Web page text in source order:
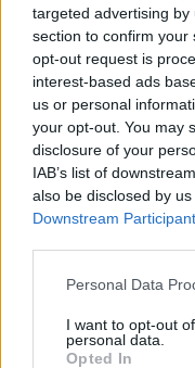
targeted advertising
section to confirm your
opt-out request is
interest-based ads
us or personal
your opt-out. You may
disclosure of your
IAB’s list of
also be disclosed by
Downstream
Personal Data
I want to opt-out
personal data.
Opted In
22:37
Κόλπος του Άντεν:
Σαουδικής Αραβίας
Αδειοδωρόσημο
στους οικοδόμους
22:24
ηλικιωμένη
Ένωση Εργαζομένων
μην επηρεάσει τη